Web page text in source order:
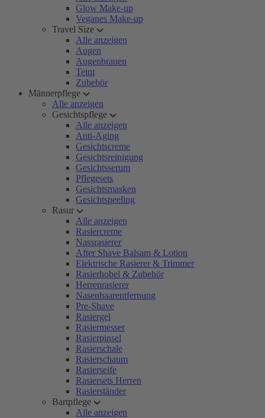
Glow Make-up
Veganes Make-up
Travel Size
Alle anzeigen
Augen
Augenbrauen
Teint
Zubehör
Männerpflege
Alle anzeigen
Gesichtspflege
Alle anzeigen
Anti-Aging
Gesichtscreme
Gesichtsreinigung
Gesichtsserum
Pflegesets
Gesichtsmasken
Gesichtspeeling
Rasur
Alle anzeigen
Rasiercreme
Nassrasierer
After Shave Balsam & Lotion
Elektrische Rasierer & Trimmer
Rasierhobel & Zubehör
Herrenrasierer
Nasenhaarentfernung
Pre-Shave
Rasiergel
Rasiermesser
Rasierpinsel
Rasierschale
Rasierschaum
Rasierseife
Rasiersets Herren
Rasierständer
Bartpflege
Alle anzeigen